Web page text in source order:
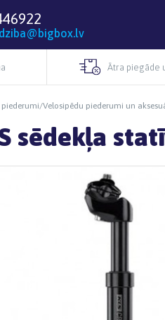
Ātra piegāde
/Velosipēdu piederumi un
S sēdekļa